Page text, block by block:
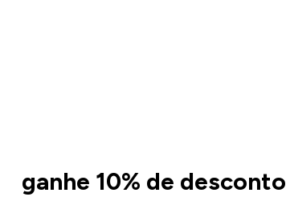
ganhe 10% de desconto